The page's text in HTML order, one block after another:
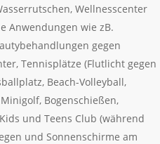
Wellnesscenter
Anwendungen wie zB.
gegen
Tennisplätze (Flutlicht gegen
Beach-Volleyball,
Bogenschießen,
und Teens Club (während
und Sonnenschirme am